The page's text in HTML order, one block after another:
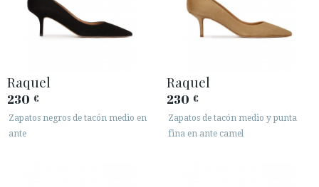
Raquel
230 €
Zapatos negros de tacón medio en
ante
Raquel
230 €
Zapatos de tacón medio y punta
fina en ante camel